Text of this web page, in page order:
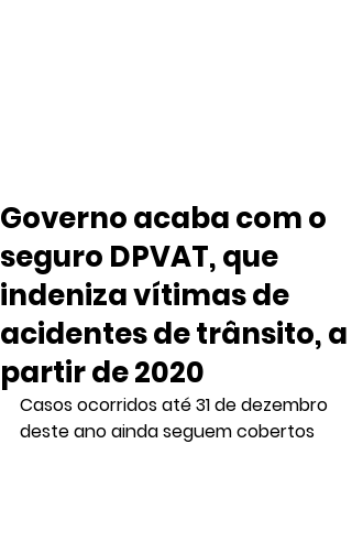
Governo acaba com o
seguro DPVAT, que
indeniza vítimas de
acidentes de trânsito, a
partir de 2020
Casos ocorridos até 31 de dezembro
deste ano ainda seguem cobertos